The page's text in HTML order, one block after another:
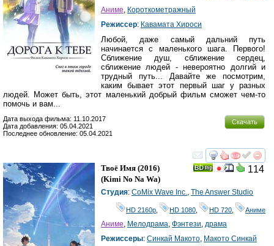
Аниме, Короткометражный
Режиссер: Кавамата Хироси
Любой, даже самый дальний путь
начинается с маленького шага. Первого!
Сближение душ, сближение сердец,
сближение людей - невероятно долгий и
трудный путь... Давайте же посмотрим,
каким бывает этот первый шаг у разных
людей. Может быть, этот маленький добрый фильм сможет чем-то
помочь и вам...
Скачать
Дата выхода фильма: 11.10.2017
Дата добавления: 05.04.2021
Последнее обновление: 05.04.2021
смотреть
114
Твоё Имя (2016)
(Kimi No Na Wa)
Студия: CoMix Wave Inc. The Answer Studio
HD 2160р HD 1080 HD 720 Аниме
Аниме Мелодрама Фэнтези драма
Режиссеры: Синкай Макото Макото Синкай